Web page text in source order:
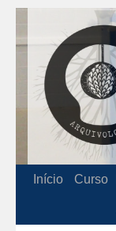
Início Curso